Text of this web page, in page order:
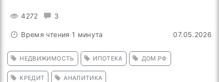
4272 3
Время чтения 1 минута 07.05.2026
НЕДВИЖИМОСТЬ ИПОТЕКА ДОМ.РФ
КРЕДИТ АНАЛИТИКА